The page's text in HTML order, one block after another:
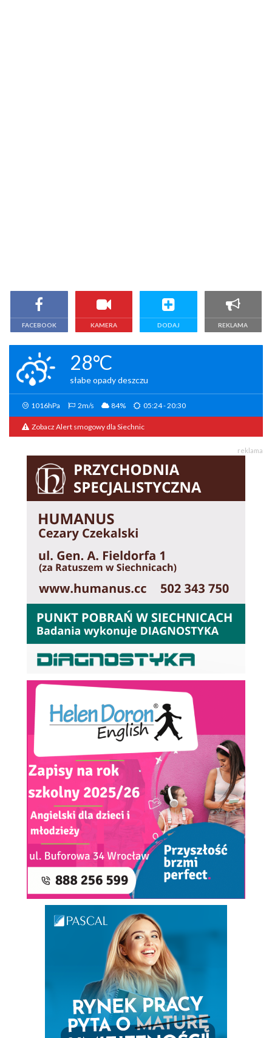
FACEBOOK KAMERA DODAJ REKLAMA
28°C
słabe opady deszczu
1016hPa 2m/s 84% 05:24 - 20:30
Zobacz Alert smogowy dla Siechnic
reklama